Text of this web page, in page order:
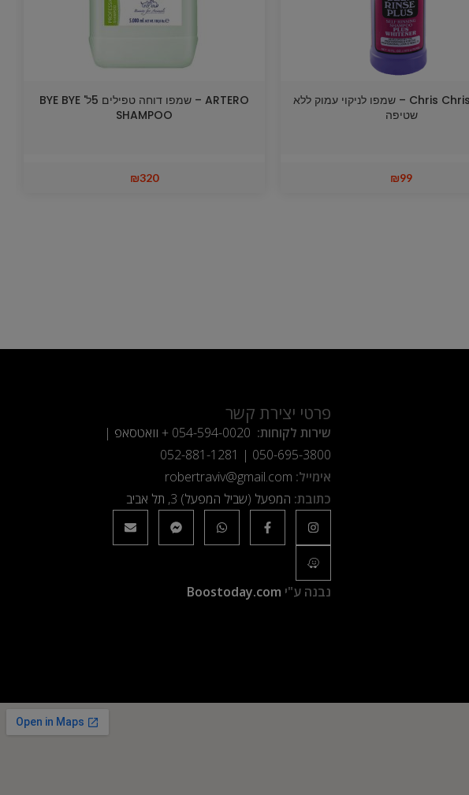
Chris Christensen – שמפו לניקוי עמוק ללא
שטיפה
₪99
ARTERO – שמפו דוחה טפילים 5ל' BYE BYE
SHAMPOO
₪320
פרטי יצירת קשר
שירות לקוחות: 054-594-0020 + וואטסאפ |
050-695-3800
|
052-881-1281
אימייל: robertraviv@gmail.com
כתובת: המפעל (שביל המפעל) 3, תל אביב
נבנה ע"י Boostoday.com